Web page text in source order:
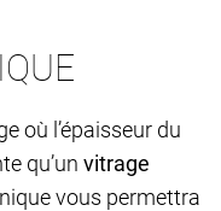
où l’épaisseur du
qu’un vitrage
vous permettra